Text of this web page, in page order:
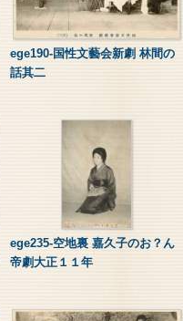
ege190-国性文藝会新劇 林間の
話其二
ege235-空地裏 嘉久子のお？ん
帝劇大正１１年